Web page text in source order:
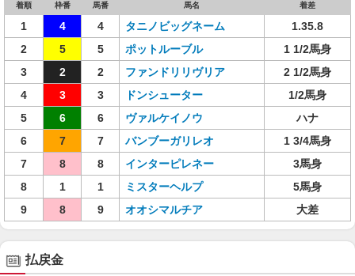
着順 枠番 馬番 馬名 着差
1 4 4 タニノビッグネーム
1.35.8
2
5 5 ポットルーブル
1 1/2馬身
3
2 2 ファンドリリヴリア
2 1/2馬身
4
3 3 ドンシューター
1/2馬身
5
6 6 ヴァルケイノウ
ハナ
6
7 7 バンブーガリレオ
1 3/4馬身
7
8 8 インターピレネー
3馬身
8
1 1 ミスターヘルプ
5馬身
9
8 9 オオシマルチア 大差
払戻金